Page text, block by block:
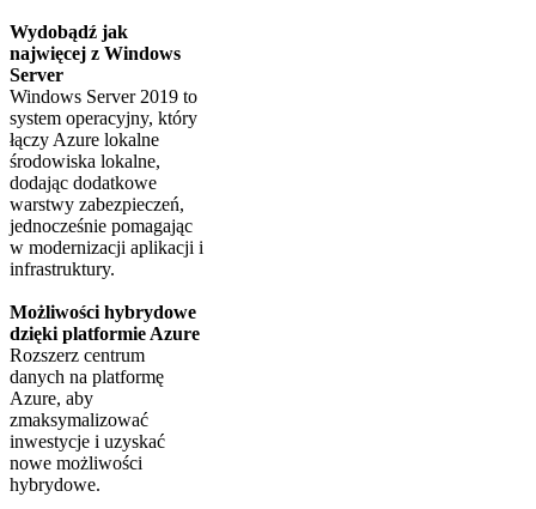
Wydobądź jak
najwięcej z Windows
Server
Windows Server 2019 to
system operacyjny, który
łączy Azure lokalne
środowiska lokalne,
dodając dodatkowe
warstwy zabezpieczeń,
jednocześnie pomagając
w modernizacji aplikacji i
infrastruktury.
Możliwości hybrydowe
dzięki platformie Azure
Rozszerz centrum
danych na platformę
Azure, aby
zmaksymalizować
inwestycje i uzyskać
nowe możliwości
hybrydowe.